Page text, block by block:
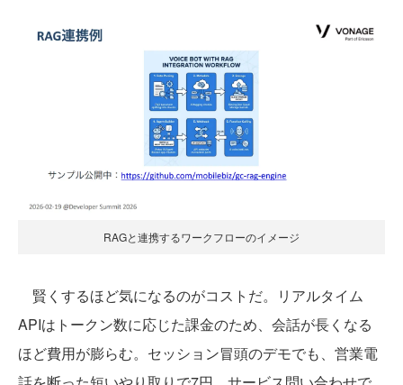
RAGと連携するワークフローのイメージ
賢くするほど気になるのがコストだ。リアルタイム
APIはトークン数に応じた課金のため、会話が長くなる
ほど費用が膨らむ。セッション冒頭のデモでも、営業電